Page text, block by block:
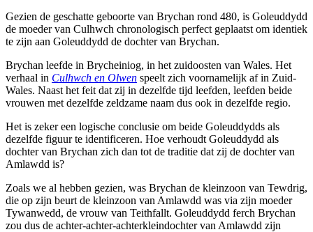
Gezien de geschatte geboorte van Brychan rond 480, is Goleuddydd
de moeder van Culhwch chronologisch perfect geplaatst om identiek
te zijn aan Goleuddydd de dochter van Brychan.
Brychan leefde in Brycheiniog, in het zuidoosten van Wales. Het
verhaal in Culhwch en Olwen speelt zich voornamelijk af in Zuid-
Wales. Naast het feit dat zij in dezelfde tijd leefden, leefden beide
vrouwen met dezelfde zeldzame naam dus ook in dezelfde regio.
Het is zeker een logische conclusie om beide Goleuddydds als
dezelfde figuur te identificeren. Hoe verhoudt Goleuddydd als
dochter van Brychan zich dan tot de traditie dat zij de dochter van
Amlawdd is?
Zoals we al hebben gezien, was Brychan de kleinzoon van Tewdrig,
die op zijn beurt de kleinzoon van Amlawdd was via zijn moeder
Tywanwedd, de vrouw van Teithfallt. Goleuddydd ferch Brychan
zou dus de achter-achter-achterkleindochter van Amlawdd zijn